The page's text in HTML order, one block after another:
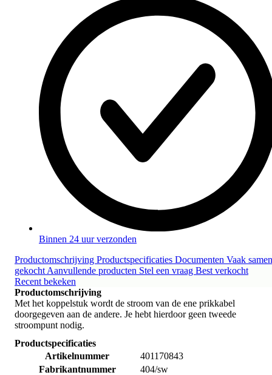
Binnen 24 uur verzonden
Productomschrijving Productspecificaties Documenten Vaak samen
gekocht Aanvullende producten Stel een vraag Best verkocht
Recent bekeken
Productomschrijving
Met het koppelstuk wordt de stroom van de ene prikkabel
doorgegeven aan de andere. Je hebt hierdoor geen tweede
stroompunt nodig.
Productspecificaties
Artikelnummer
401170843
Fabrikantnummer
404/sw